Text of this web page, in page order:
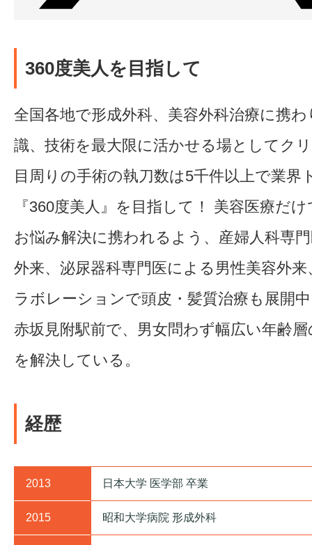
360度美人を目指して
全国各地で形成外科、美容外科治療に携
識、技術を最大限に活かせる場としてク
目周りの手術の執刀数は5千件以上で業界
『360度美人』を目指して！ 美容医療だ
お悩み解決に携われるよう、産婦人科専
外来、泌尿器科専門医による男性美容外
ラボレーションで頭皮・髪質治療も展開
赤坂見附駅前で、男女問わず幅広い年齢
を解決している。
経歴
2013 日本大学 医学部 卒業
2015 昭和大学病院 形成外科